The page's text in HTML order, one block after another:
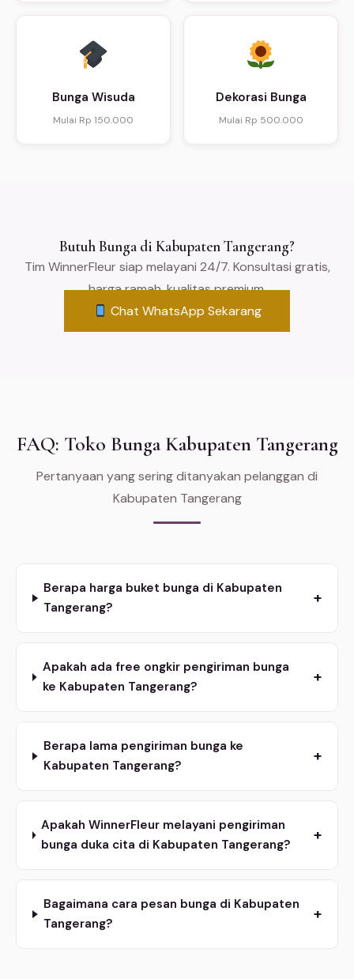
Bunga Wisuda
Mulai Rp 150.000
Dekorasi Bunga
Mulai Rp 500.000
Butuh Bunga di Kabupaten Tangerang?
Tim WinnerFleur siap melayani 24/7. Konsultasi gratis,
harga ramah, kualitas premium.
Chat WhatsApp Sekarang
FAQ: Toko Bunga Kabupaten Tangerang
Pertanyaan yang sering ditanyakan pelanggan di
Kabupaten Tangerang
Berapa harga buket bunga di Kabupaten
Tangerang?
+
Apakah ada free ongkir pengiriman bunga
ke Kabupaten Tangerang?
+
Berapa lama pengiriman bunga ke
Kabupaten Tangerang?
+
Apakah WinnerFleur melayani pengiriman
bunga duka cita di Kabupaten Tangerang?
+
Bagaimana cara pesan bunga di Kabupaten
Tangerang?
+